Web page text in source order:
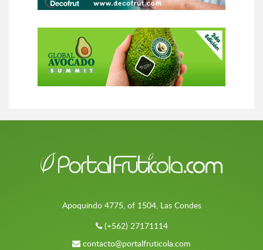
Apoquindo 4775, of 1504, Las Condes
(+562) 27171114
contacto@portalfruticola.com